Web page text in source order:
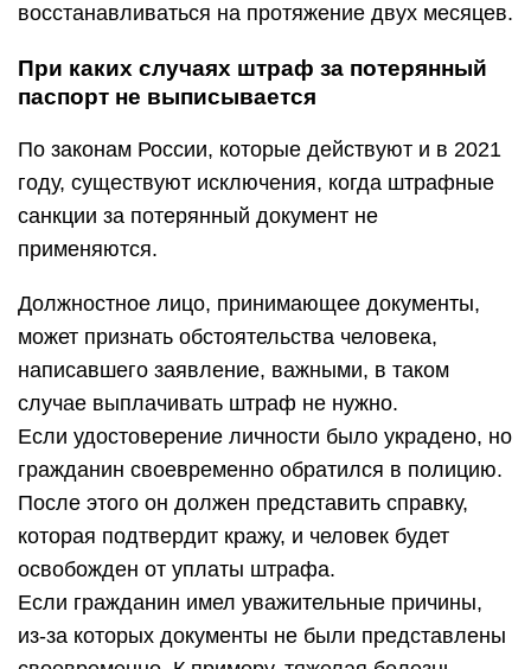
восстанавливаться на протяжение двух месяцев.
При каких случаях штраф за потерянный
паспорт не выписывается
По законам России, которые действуют и в 2021
году, существуют исключения, когда штрафные
санкции за потерянный документ не
применяются.
Должностное лицо, принимающее документы,
может признать обстоятельства человека,
написавшего заявление, важными, в таком
случае выплачивать штраф не нужно.
Если удостоверение личности было украдено, но
гражданин своевременно обратился в полицию.
После этого он должен представить справку,
которая подтвердит кражу, и человек будет
освобожден от уплаты штрафа.
Если гражданин имел уважительные причины,
из-за которых документы не были представлены